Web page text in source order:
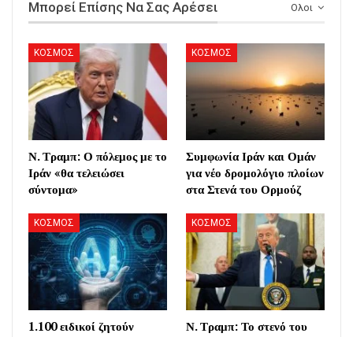
Ολοι
Μπορεί Επίσης Να Σας Αρέσει
ΚΟΣΜΟΣ
Ν. Τραμπ: Ο πόλεμος με το
Ιράν «θα τελειώσει
σύντομα»
ΚΟΣΜΟΣ
Συμφωνία Ιράν και Ομάν
για νέο δρομολόγιο πλοίων
στα Στενά του Ορμούζ
ΚΟΣΜΟΣ
1.100 ειδικοί ζητούν
ΚΟΣΜΟΣ
Ν. Τραμπ: Το στενό του